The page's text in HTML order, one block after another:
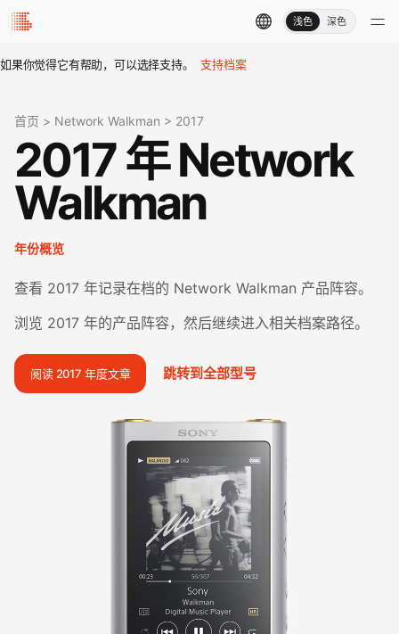
浅色 深色
如果你觉得它有帮助，可以选择支持。 支持档案
首页 > Network Walkman > 2017
2017 年 Network
Walkman
年份概览
查看 2017 年记录在档的 Network Walkman 产品阵容。
浏览 2017 年的产品阵容，然后继续进入相关档案路径。
阅读 2017 年度文章 跳转到全部型号